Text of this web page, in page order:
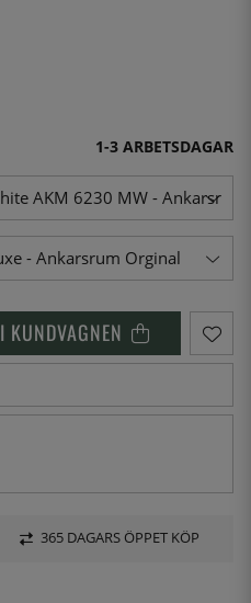
1-3 ARBETSDAGAR
KUNDVAGNEN
365 DAGARS ÖPPET KÖP